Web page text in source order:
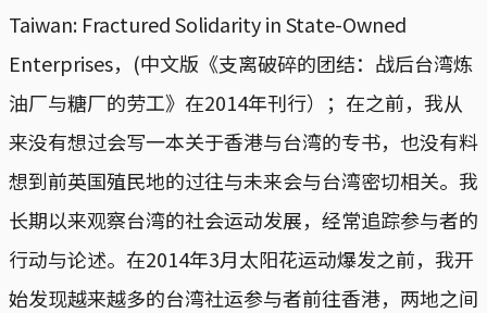
Taiwan: Fractured Solidarity in State-Owned
Enterprises，(中文版《支离破碎的团结：战后台湾炼
油厂与糖厂的劳工》在2014年刊行）；在之前，我从
来没有想过会写一本关于香港与台湾的专书，也没有料
想到前英国殖民地的过往与未来会与台湾密切相关。我
长期以来观察台湾的社会运动发展，经常追踪参与者的
行动与论述。在2014年3月太阳花运动爆发之前，我开
始发现越来越多的台湾社运参与者前往香港，两地之间